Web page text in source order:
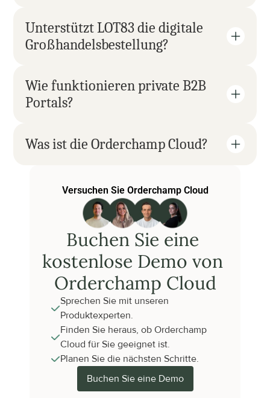
Unterstützt LOT83 die digitale
Großhandelsbestellung?
Wie funktionieren private B2B
Portals?
Was ist die Orderchamp Cloud?
Versuchen Sie Orderchamp Cloud
Buchen Sie eine
kostenlose Demo von
Orderchamp Cloud
Sprechen Sie mit unseren
Produktexperten.
Finden Sie heraus, ob Orderchamp
Cloud für Sie geeignet ist.
Planen Sie die nächsten Schritte.
Buchen Sie eine Demo